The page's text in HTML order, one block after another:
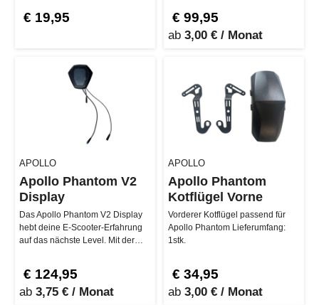
€ 19,95 € 99,95
ab 3,00 € / Monat
APOLLO
Apollo Phantom V2
Display
Das Apollo Phantom V2 Display
hebt deine E-Scooter-Erfahrung
auf das nächste Level. Mit der
€ 124,95
ab 3,75 € / Monat
APOLLO
Apollo Phantom
Kotflügel Vorne
Vorderer Kotflügel passend für
Apollo Phantom Lieferumfang:
1stk.
€ 34,95
ab 3,00 € / Monat